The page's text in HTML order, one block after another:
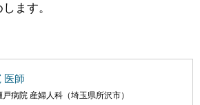
ます。
医師
病院 産婦人科（埼玉県所沢市）